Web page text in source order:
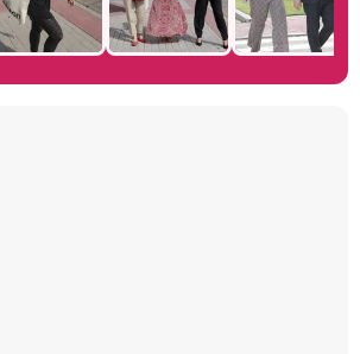
Manu Baqueiro: "Tuve como referente a Bruce Willis en 'Luz de Luna' para mi trabajo en la serie 'Perdiendo el juicio'"